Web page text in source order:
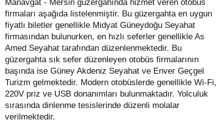
Manavgat - Mersin güzergahında hizmet veren otobüs
firmaları aşağıda listelenmiştir. Bu güzergahta en uygun
fiyatlı biletler genellikle Midyat Güneydoğu Seyahat
firmasından bulunurken, en hızlı seferler genellikle As
Amed Seyahat tarafından düzenlenmektedir. Bu
güzergahta sık sefer düzenleyen otobüs firmalarının
başında ise Güney Akdeniz Seyahat ve Enver Geçgel
Turizm gelmektedir. Modern otobüslerde genellikle Wi-Fi,
220V priz ve USB donanımları bulunmaktadır. Yolculuk
sırasında dinlenme tesislerinde düzenli molalar
verilmektedir.